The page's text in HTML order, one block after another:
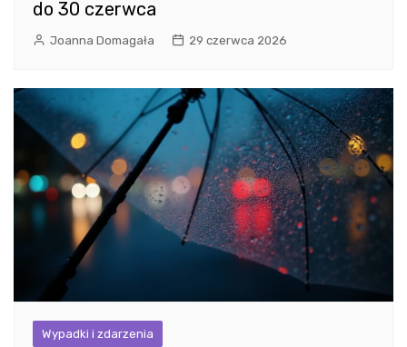
do 30 czerwca
Joanna Domagała 29 czerwca 2026
Wypadki i zdarzenia